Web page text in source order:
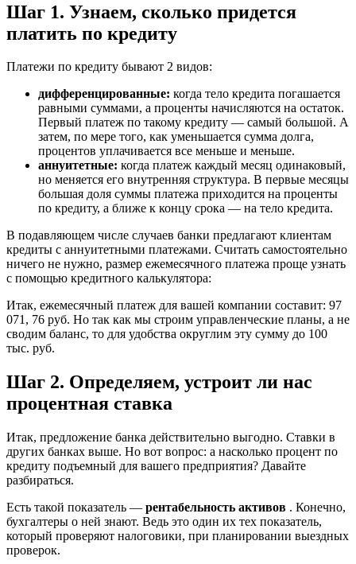
Шаг 1. Узнаем, сколько придется
платить по кредиту
Платежи по кредиту бывают 2 видов:
дифференцированные: когда тело кредита погашается
равными суммами, а проценты начисляются на остаток.
Первый платеж по такому кредиту — самый большой. А
затем, по мере того, как уменьшается сумма долга,
процентов уплачивается все меньше и меньше.
аннуитетные: когда платеж каждый месяц одинаковый,
но меняется его внутренняя структура. В первые месяцы
большая доля суммы платежа приходится на проценты
по кредиту, а ближе к концу срока — на тело кредита.
В подавляющем числе случаев банки предлагают клиентам
кредиты с аннуитетными платежами. Считать самостоятельно
ничего не нужно, размер ежемесячного платежа проще узнать
с помощью кредитного калькулятора:
Итак, ежемесячный платеж для вашей компании составит: 97
071, 76 руб. Но так как мы строим управленческие планы, а не
сводим баланс, то для удобства округлим эту сумму до 100
тыс. руб.
Шаг 2. Определяем, устроит ли нас
процентная ставка
Итак, предложение банка действительно выгодно. Ставки в
других банках выше. Но вот вопрос: а насколько процент по
кредиту подъемный для вашего предприятия? Давайте
разбираться.
Есть такой показатель — рентабельность активов . Конечно,
бухгалтеры о ней знают. Ведь это один их тех показатель,
который проверяют налоговики, при планировании выездных
проверок.